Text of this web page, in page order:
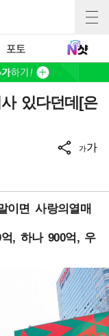
포토
있다던데[은
가가
이면 사랑의열매
, 하나 900억, 우